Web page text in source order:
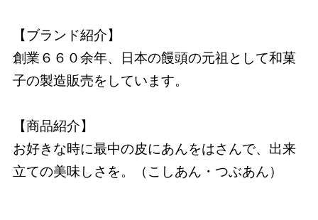
【ブランド紹介】
創業６６０余年、日本の饅頭の元祖として和菓
子の製造販売をしています。
【商品紹介】
お好きな時に最中の皮にあんをはさんで、出来
立ての美味しさを。（こしあん・つぶあん）